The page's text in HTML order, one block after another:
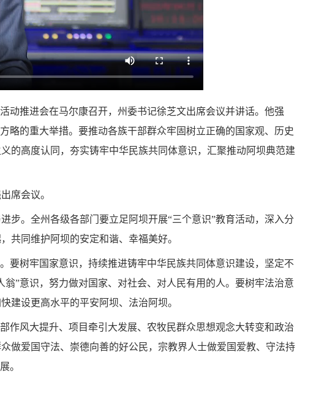
动推进会在马尔康召开，州委书记徐芝文出席会议并讲话。他强
略的重大举措。要推动各族干部群众牢固树立正确的国家观、历史
的高度认同，夯实铸牢中华民族共同体意识，汇聚推动阿坝典范建
席会议。
步。全州各级各部门要立足阿坝开展“三个意识”教育活动，深入分
共同维护阿坝的安定和谐、幸福美好。
要树牢国家意识，持续推进铸牢中华民族共同体意识建设，坚定不
”意识，努力做对国家、对社会、对人民有用的人。要树牢法治意
建设更高水平的平安阿坝、法治阿坝。
作风大提升、项目牵引大发展、农牧民群众思想观念大转变和政治
做爱国守法、崇德向善的好公民，宗教界人士做爱国爱教、守法持
。